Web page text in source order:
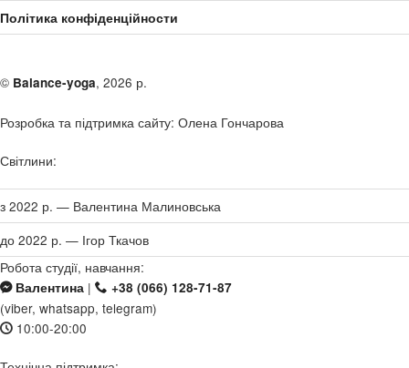
Політика конфіденційности
© Balance-yoga, 2026 р.
Розробка та підтримка сайту: Олена Гончарова
Світлини:
з 2022 р. — Валентина Малиновська
до 2022 р. — Ігор Ткачов
Робота студії, навчання:
Валентина | +38 (066) 128-71-87
(viber, whatsapp, telegram)
10:00-20:00